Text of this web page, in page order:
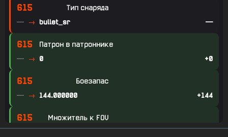
615 Тип снаряда
— bullet_sr —
615 Патрон в патроннике
— 0 +0
615 Боезапас
— 144.000000 +144
615 Множитель к FOV
— 1.000000 +1